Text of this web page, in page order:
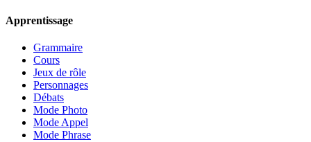
Apprentissage
Grammaire
Cours
Jeux de rôle
Personnages
Débats
Mode Photo
Mode Appel
Mode Phrase